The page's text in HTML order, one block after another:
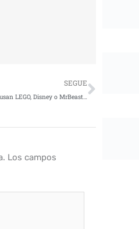
SEGUE
Los ciberdelincuentes usan LEGO, Disney o MrBeast como anzuelo en sus intentos de ataque
Los campos